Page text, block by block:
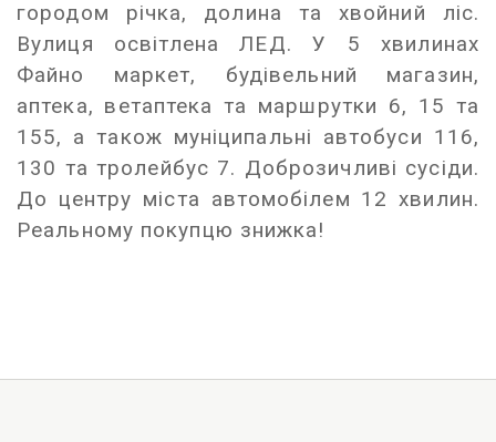
городом річка, долина та хвойний ліс.
Вулиця освітлена ЛЕД. У 5 хвилинах
Файно маркет, будівельний магазин,
аптека, ветаптека та маршрутки 6, 15 та
155, а також муніципальні автобуси 116,
130 та тролейбус 7. Доброзичливі сусіди.
До центру міста автомобілем 12 хвилин.
Реальному покупцю знижка!